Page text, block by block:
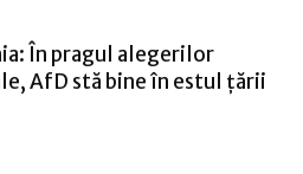
În pragul alegerilor
AfD stă bine în estul ţării